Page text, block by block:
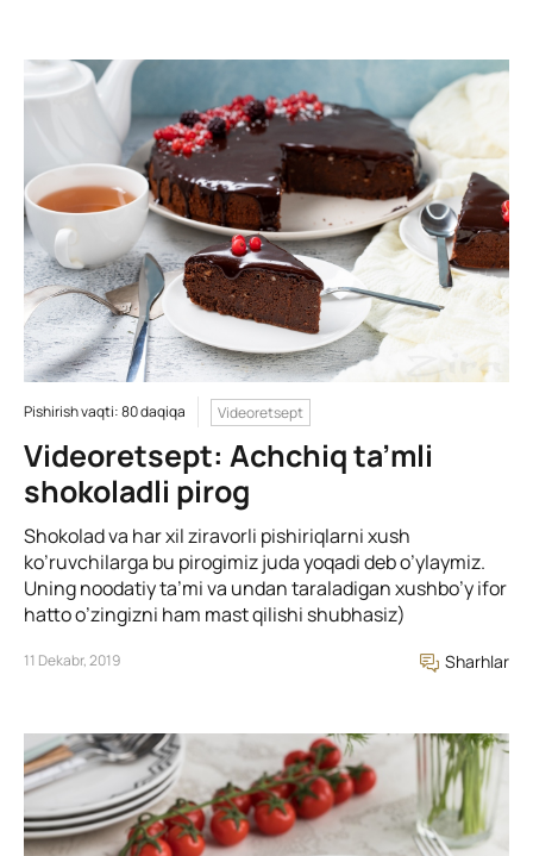
Pishirish vaqti: 80 daqiqa Videoretsept
Videoretsept: Achchiq ta’mli
shokoladli pirog
Shokolad va har xil ziravorli pishiriqlarni xush
ko’ruvchilarga bu pirogimiz juda yoqadi deb o’ylaymiz.
Uning noodatiy ta’mi va undan taraladigan xushbo’y ifor
hatto o’zingizni ham mast qilishi shubhasiz)
11 Dekabr, 2019 Sharhlar